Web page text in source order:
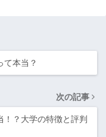
て本当？
次の記事
！？大学の特徴と評判